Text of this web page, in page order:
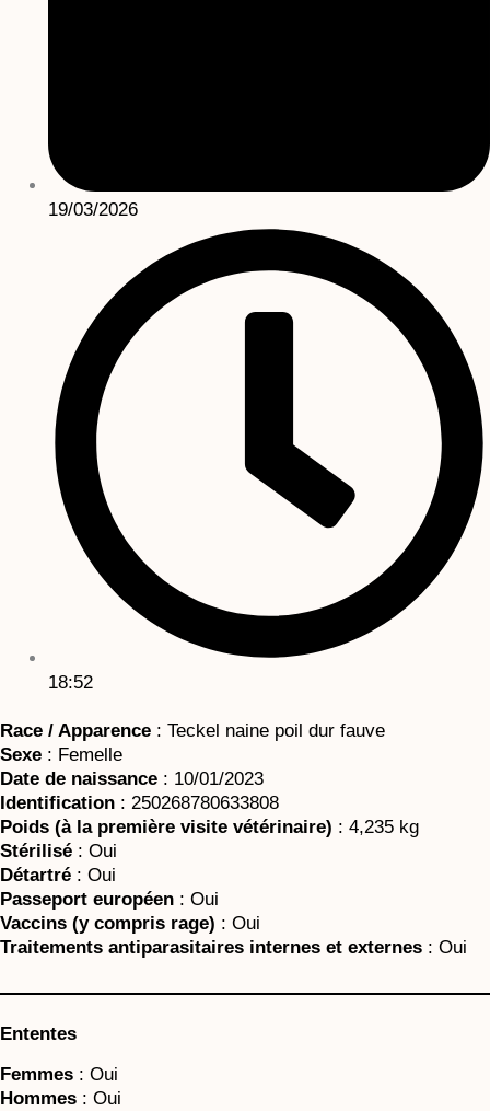
19/03/2026
18:52
Race / Apparence : Teckel naine poil dur fauve
Sexe : Femelle
Date de naissance : 10/01/2023
Identification : 250268780633808
Poids (à la première visite vétérinaire) : 4,235 kg
Stérilisé : Oui
Détartré : Oui
Passeport européen : Oui
Vaccins (y compris rage) : Oui
Traitements antiparasitaires internes et externes : Oui
Ententes
Femmes : Oui
Hommes : Oui